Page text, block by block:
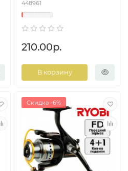
448961
210.00р.
В корзину
Скидка -6%